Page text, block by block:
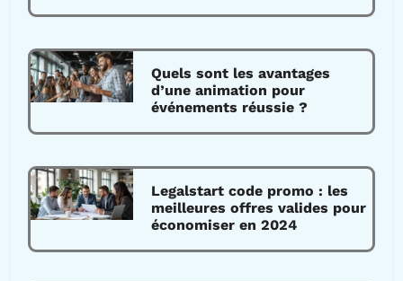
Quels sont les avantages
d’une animation pour
événements réussie ?
Legalstart code promo : les
meilleures offres valides pour
économiser en 2024